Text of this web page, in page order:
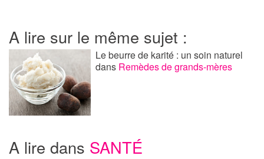
A lire sur le même sujet :
Le beurre de karité : un soin naturel
dans Remèdes de grands-mères
A lire dans SANTÉ